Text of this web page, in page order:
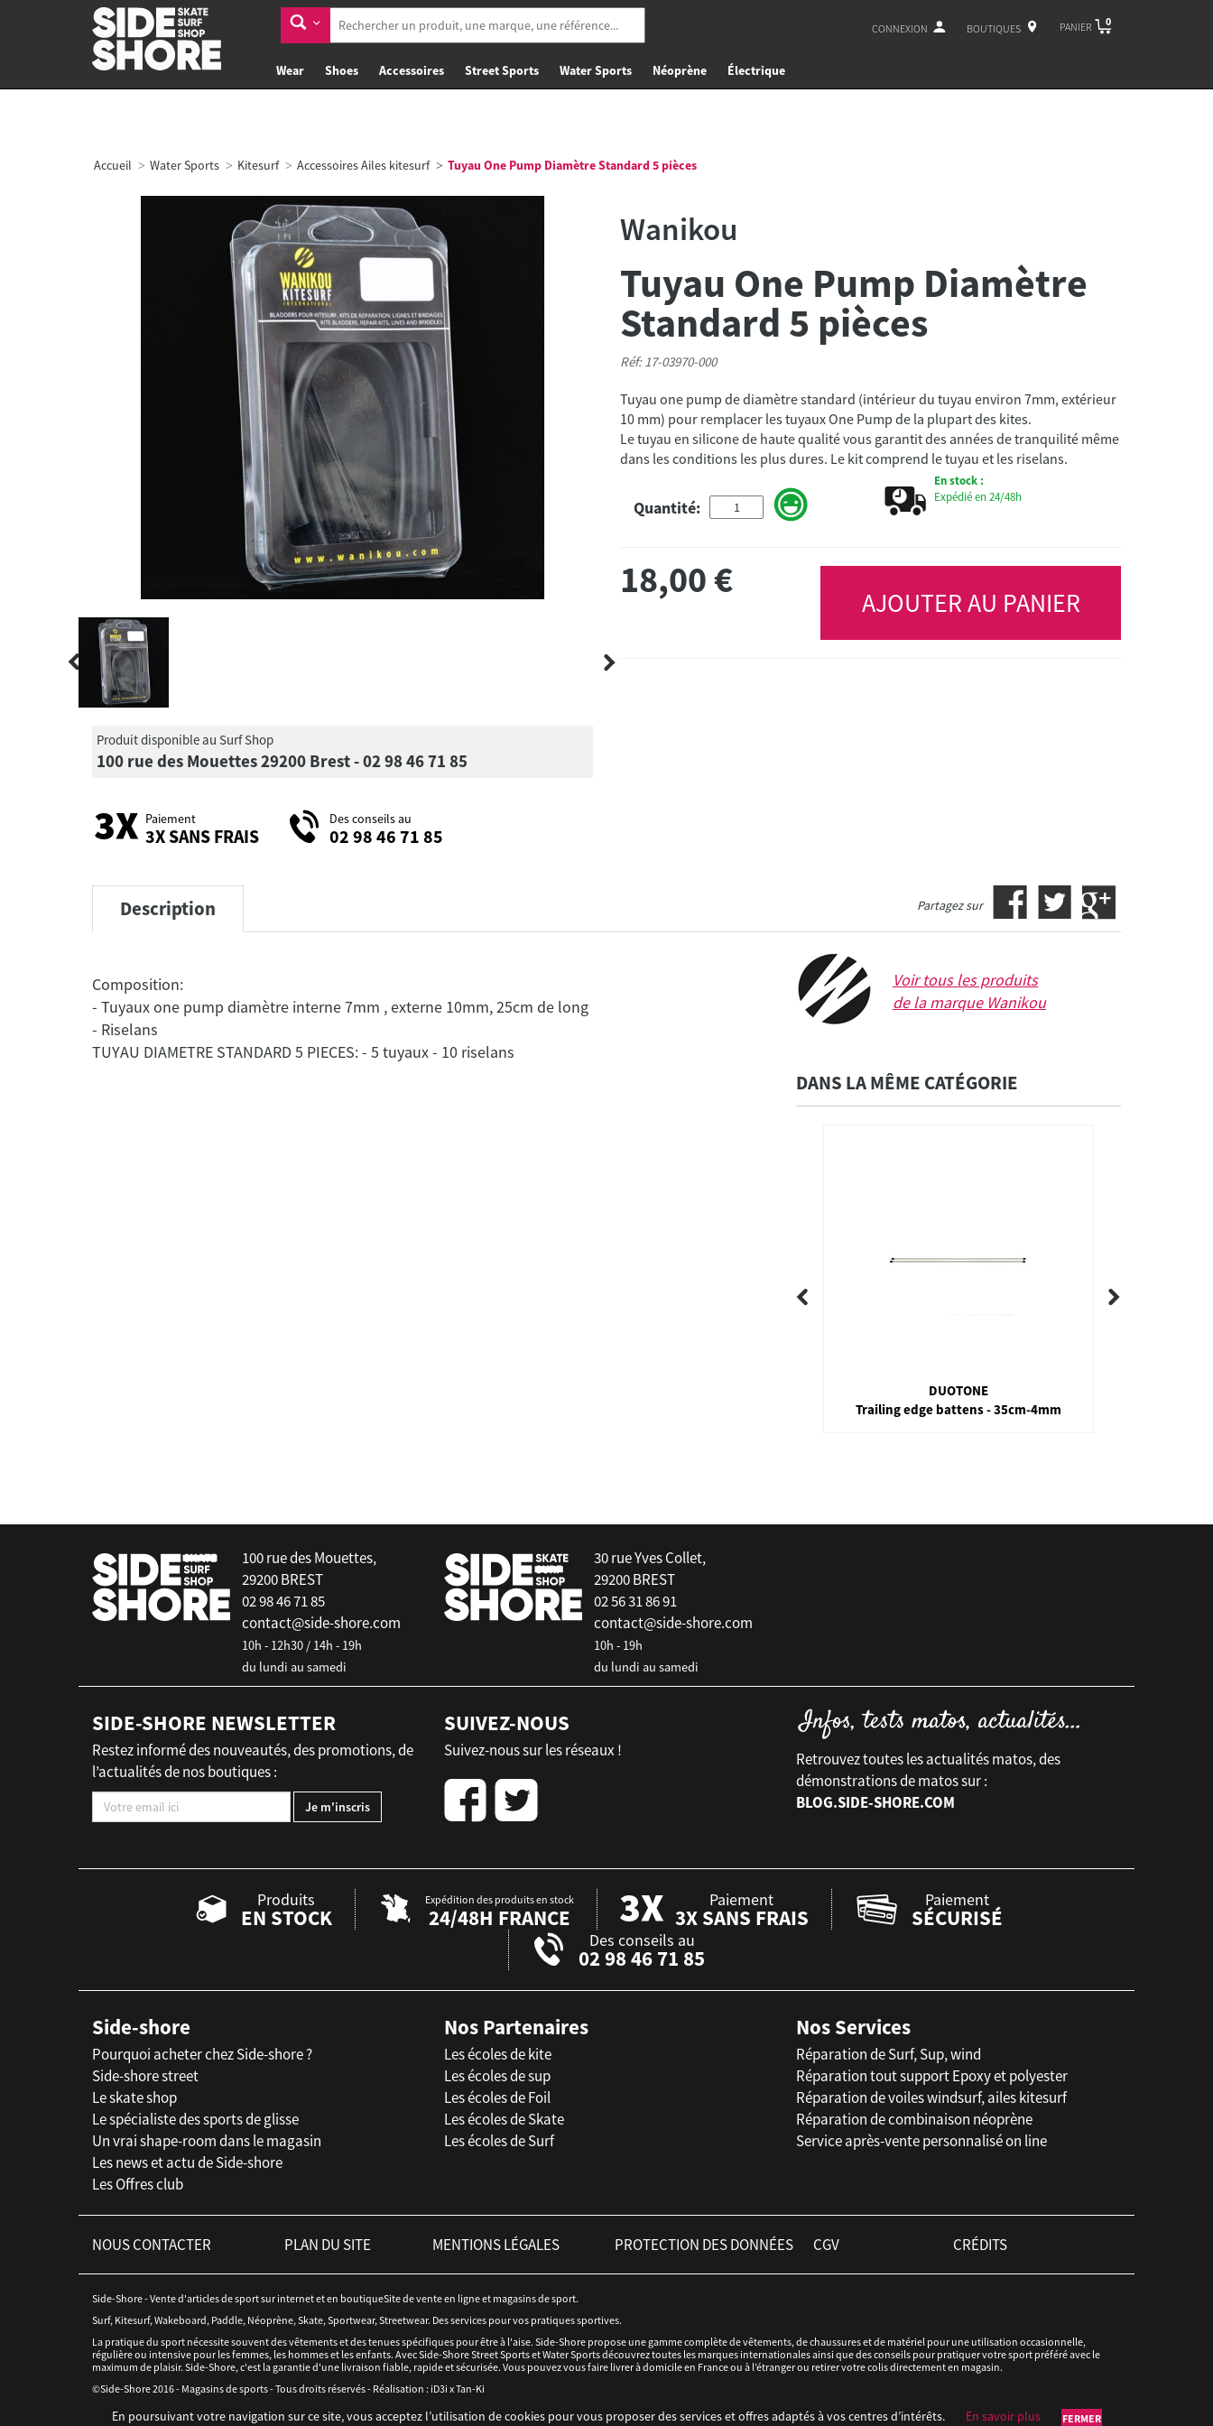
CONNEXION BOUTIQUES PANIER 0
Wear Shoes Accessoires Street Sports Water Sports Néoprène Électrique
Accueil Water Sports Kitesurf Accessoires Ailes kitesurf Tuyau One Pump Diamètre Standard 5 pièces
Produit disponible au Surf Shop
100 rue des Mouettes 29200 Brest - 02 98 46 71 85
Paiement
3X SANS FRAIS
Des conseils au
02 98 46 71 85
Wanikou
Tuyau One Pump Diamètre
Standard 5 pièces
Réf: 17-03970-000
Tuyau one pump de diamètre standard (intérieur du tuyau environ 7mm, extérieur
10 mm) pour remplacer les tuyaux One Pump de la plupart des kites.
Le tuyau en silicone de haute qualité vous garantit des années de tranquilité même
dans les conditions les plus dures. Le kit comprend le tuyau et les riselans.
Quantité:
En stock :
Expédié en 24/48h
18,00€
AJOUTER AU PANIER
Partagez sur
Description
Composition:
- Tuyaux one pump diamètre interne 7mm , externe 10mm, 25cm de long
- Riselans
Voir tous les produits
de la marque Wanikou
DANS LA MÊME CATÉGORIE
DUOTONE
Trailing edge battens - 35cm-4mm
100 rue des Mouettes,
29200 BREST
02 98 46 71 85
contact@side-shore.com
10h - 12h30 / 14h - 19h
du lundi au samedi
30 rue Yves Collet,
29200 BREST
02 56 31 86 91
contact@side-shore.com
10h - 19h
du lundi au samedi
SIDE-SHORE NEWSLETTER
Restez informé des nouveautés, des promotions, de
l’actualités de nos boutiques :
SUIVEZ-NOUS
Suivez-nous sur les réseaux !
Retrouvez toutes les actualités matos, des
démonstrations de matos sur :
BLOG.SIDE-SHORE.COM
Produits
EN STOCK
Expédition des produits en stock
24/48H FRANCE
Paiement
3X SANS FRAIS
Paiement
SÉCURISÉ
Des conseils au
02 98 46 71 85
Side-shore
Pourquoi acheter chez Side-shore ?
Side-shore street
Le skate shop
Le spécialiste des sports de glisse
Un vrai shape-room dans le magasin
Les news et actu de Side-shore
Les Offres club
Nos Partenaires
Les écoles de kite
Les écoles de sup
Les écoles de Foil
Les écoles de Skate
Les écoles de Surf
Nos Services
Réparation de Surf, Sup, wind
Réparation tout support Epoxy et polyester
Réparation de voiles windsurf, ailes kitesurf
Réparation de combinaison néoprène
Service après-vente personnalisé on line
NOUS CONTACTER PLAN DU SITE MENTIONS LÉGALES PROTECTION DES DONNÉES CGV CRÉDITS
Side-Shore - Vente d'articles de sport sur internet et en boutiqueSite de vente en ligne et magasins de sport.
Surf, Kitesurf, Wakeboard, Paddle, Néoprène, Skate, Sportwear, Streetwear. Des services pour vos pratiques sportives.
La pratique du sport nécessite souvent des vêtements et des tenues spécifiques pour être à l'aise. Side-Shore propose une gamme complète de vêtements, de chaussures et de matériel pour une utilisation occasionnelle,
régulière ou intensive pour les femmes, les hommes et les enfants. Avec Side-Shore Street Sports et Water Sports découvrez toutes les marques internationales ainsi que des conseils pour pratiquer votre sport préféré avec le
maximum de plaisir. Side-Shore, c'est la garantie d'une livraison fiable, rapide et sécurisée. Vous pouvez vous faire livrer à domicile en France ou à l’étranger ou retirer votre colis directement en magasin.
©Side-Shore 2016 - Magasins de sports - Tous droits réservés - Réalisation : iD3i xTan-Ki
En poursuivant votre navigation sur ce site, vous acceptez l’utilisation de cookies pour vous proposer des services et offres adaptés à vos centres d’intérêts. En savoir plus FERMER